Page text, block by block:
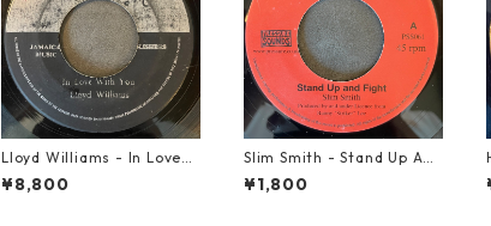
Lloyd Williams - In Love
With You【7-21917】
¥8,800
Slim Smith - Stand Up And
Fight 【7-21832】
¥1,800